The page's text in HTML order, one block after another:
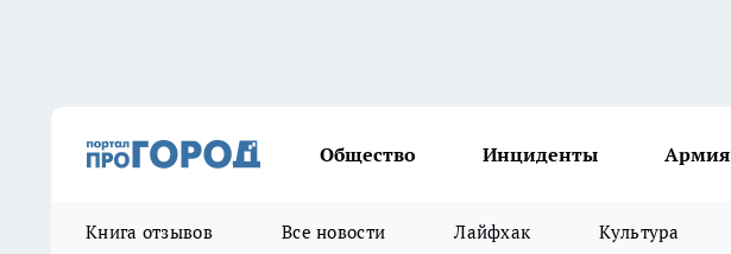
Общество Инциденты Армия
Книга отзывов Все новости Лайфхак Культура